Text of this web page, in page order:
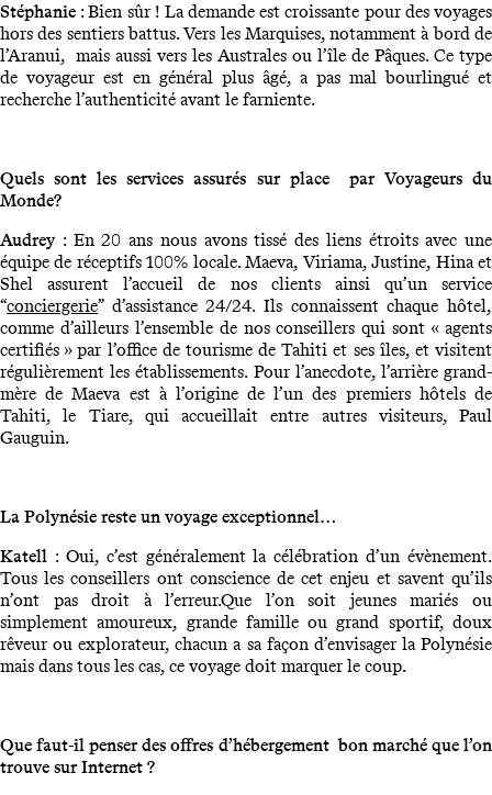
Stéphanie : Bien sûr ! La demande est croissante pour des voyages
hors des sentiers battus. Vers les Marquises, notamment à bord de
l’Aranui, mais aussi vers les Australes ou l’île de Pâques. Ce type
de voyageur est en général plus âgé, a pas mal bourlingué et
recherche l’authenticité avant le farniente.
Quels sont les services assurés sur place par Voyageurs du
Monde?
Audrey : En 20 ans nous avons tissé des liens étroits avec une
équipe de réceptifs 100% locale. Maeva, Viriama, Justine, Hina et
Shel assurent l’accueil de nos clients ainsi qu’un service
“conciergerie” d’assistance 24/24. Ils connaissent chaque hôtel,
comme d’ailleurs l’ensemble de nos conseillers qui sont « agents
certifiés » par l’office de tourisme de Tahiti et ses îles, et visitent
régulièrement les établissements. Pour l’anecdote, l’arrière grand-
mère de Maeva est à l’origine de l’un des premiers hôtels de
Tahiti, le Tiare, qui accueillait entre autres visiteurs, Paul
Gauguin.
La Polynésie reste un voyage exceptionnel…
Katell : Oui, c’est généralement la célébration d’un évènement.
Tous les conseillers ont conscience de cet enjeu et savent qu’ils
n’ont pas droit à l’erreur.Que l’on soit jeunes mariés ou
simplement amoureux, grande famille ou grand sportif, doux
rêveur ou explorateur, chacun a sa façon d’envisager la Polynésie
mais dans tous les cas, ce voyage doit marquer le coup.
Que faut-il penser des offres d’hébergement bon marché que l’on
trouve sur Internet ?